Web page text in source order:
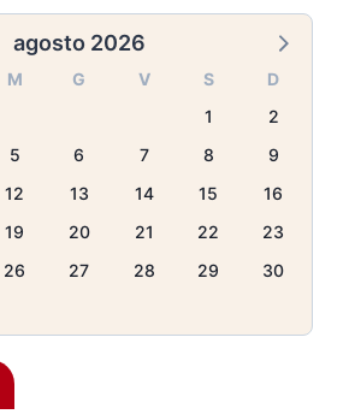
agosto 2026
M G V S
D
1
2
5 6 7 8
9
12 13 14 15
16
19 20 21 22
23
26 27 28 29
30